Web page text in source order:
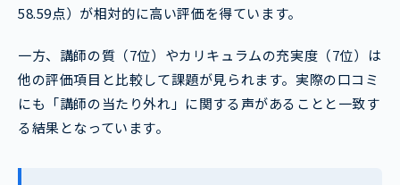
58.59点）が相対的に高い評価を得ています。
一方、講師の質（7位）やカリキュラムの充実度（7位）は
他の評価項目と比較して課題が見られます。実際の口コミ
にも「講師の当たり外れ」に関する声があることと一致す
る結果となっています。